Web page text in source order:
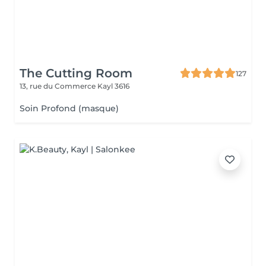
The Cutting Room
127
13, rue du Commerce Kayl 3616
Soin Profond (masque)